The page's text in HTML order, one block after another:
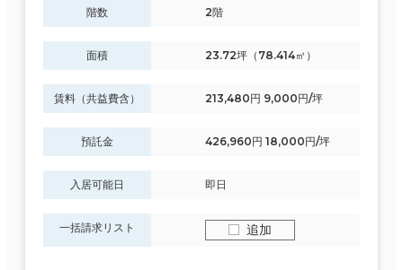
階数 2階
面積 23.72坪（78.414㎡）
賃料（共益費含） 213,480円 9,000円/坪
預託金 426,960円 18,000円/坪
入居可能日 即日
一括請求リスト 追加